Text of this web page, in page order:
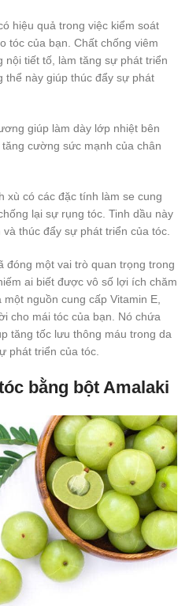
hiệu quả trong việc kiểm soát
tóc của bạn. Chất chống viêm
tiết tố, làm tăng sự phát triển
thể này giúp thúc đẩy sự phát
giúp làm dày lớp nhiệt bên
cường sức mạnh của chân
xù có các đặc tính làm se cung
lại sự rụng tóc. Tinh dầu này
thúc đẩy sự phát triển của tóc.
đóng một vai trò quan trọng trong
ai biết được vô số lợi ích chăm
nguồn cung cấp Vitamin E,
cho mái tóc của bạn. Nó chứa
tăng tốc lưu thông máu trong da
phát triển của tóc.
bằng bột Amalaki